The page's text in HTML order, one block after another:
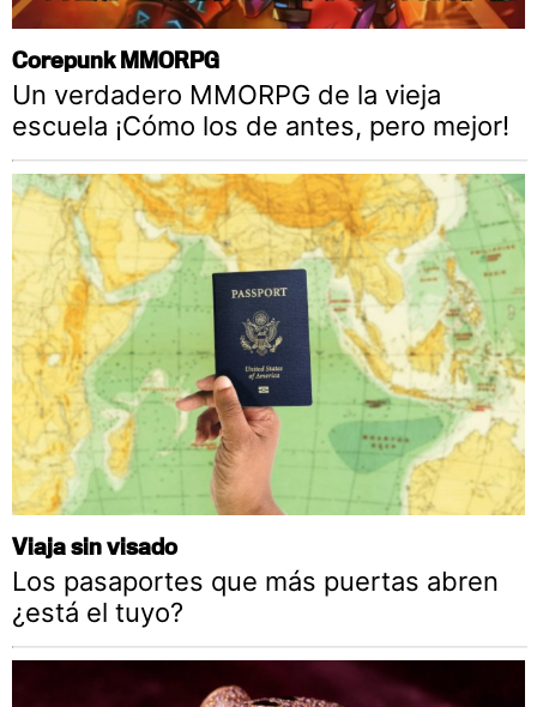
Corepunk MMORPG
Un verdadero MMORPG de la vieja
escuela ¡Cómo los de antes, pero mejor!
Viaja sin visado
Los pasaportes que más puertas abren
¿está el tuyo?